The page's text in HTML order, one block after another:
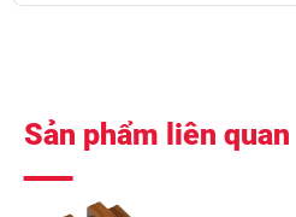
Sản phẩm liên quan